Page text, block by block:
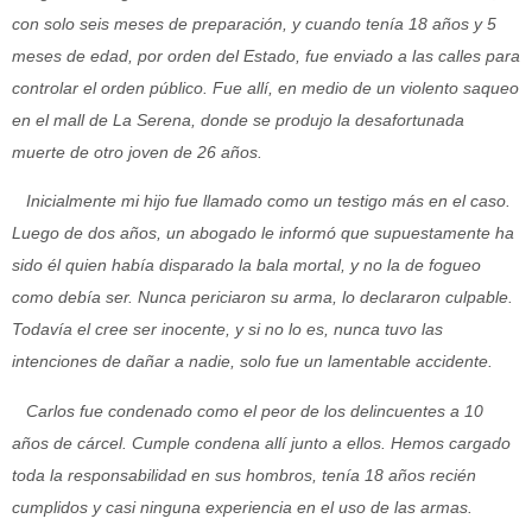
con solo seis meses de preparación, y cuando tenía 18 años y 5
meses de edad, por orden del Estado, fue enviado a las calles para
controlar el orden público. Fue allí, en medio de un violento saqueo
en el mall de La Serena, donde se produjo la desafortunada
muerte de otro joven de 26 años.
Inicialmente mi hijo fue llamado como un testigo más en el caso.
Luego de dos años, un abogado le informó que supuestamente ha
sido él quien había disparado la bala mortal, y no la de fogueo
como debía ser. Nunca periciaron su arma, lo declararon culpable.
Todavía el cree ser inocente, y si no lo es, nunca tuvo las
intenciones de dañar a nadie, solo fue un lamentable accidente.
Carlos fue condenado como el peor de los delincuentes a 10
años de cárcel. Cumple condena allí junto a ellos. Hemos cargado
toda la responsabilidad en sus hombros, tenía 18 años recién
cumplidos y casi ninguna experiencia en el uso de las armas.